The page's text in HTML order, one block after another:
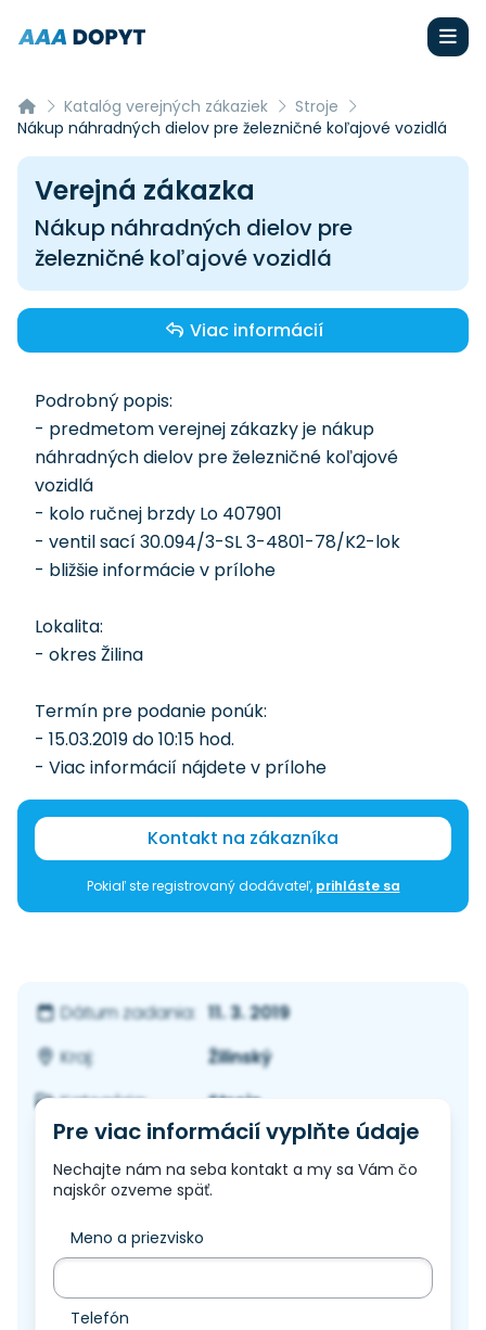
Katalóg verejných zákaziek
Stroje
Nákup náhradných dielov pre železničné koľajové vozidlá
Verejná zákazka
Nákup náhradných dielov pre
železničné koľajové vozidlá
Viac informácií
Podrobný popis:
- predmetom verejnej zákazky je nákup
náhradných dielov pre železničné koľajové
vozidlá
- kolo ručnej brzdy Lo 407901
- ventil sací 30.094/3-SL 3-4801-78/K2-lok
- bližšie informácie v prílohe
Lokalita:
- okres Žilina
Termín pre podanie ponúk:
- 15.03.2019 do 10:15 hod.
- Viac informácií nájdete v prílohe
Kontakt na zákazníka
Pokiaľ ste registrovaný dodávateľ, prihláste sa
Dátum zadania: 11. 3. 2019
Kraj:
Žilinský
Kategória:
Stroje
Pre viac informácií vyplňte údaje
Nechajte nám na seba kontakt a my sa Vám čo
najskôr ozveme späť.
Meno a priezvisko
Telefón